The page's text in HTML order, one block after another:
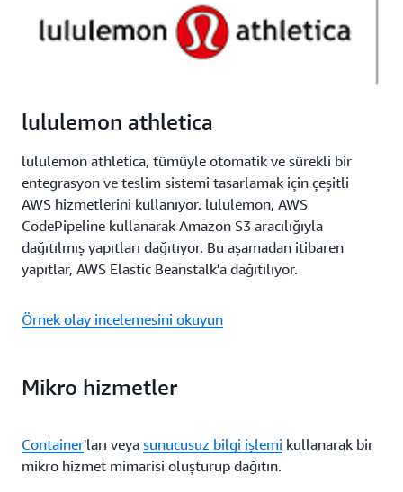
lululemon athletica
lululemon athletica, tümüyle otomatik ve sürekli bir
entegrasyon ve teslim sistemi tasarlamak için çeşitli
AWS hizmetlerini kullanıyor. lululemon, AWS
CodePipeline kullanarak Amazon S3 aracılığıyla
dağıtılmış yapıtları dağıtıyor. Bu aşamadan itibaren
yapıtlar, AWS Elastic Beanstalk'a dağıtılıyor.
Örnek olay incelemesini okuyun
Mikro hizmetler
Container'ları veya sunucusuz bilgi işlemi kullanarak bir
mikro hizmet mimarisi oluşturup dağıtın.